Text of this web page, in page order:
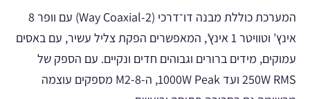
המערכת כוללת מבנה דו־דרכי (2-Way Coaxial) עם וופר 8
אינץ’ וטוויטר 1 אינץ’, המאפשרים הפקת צליל עשיר, עם באסים
עמוקים, מידים ברורים וגבוהים חדים ונקיים. עם הספק של
250W RMS ועד 1000W Peak, ה-M2-8 מספקים עוצמה